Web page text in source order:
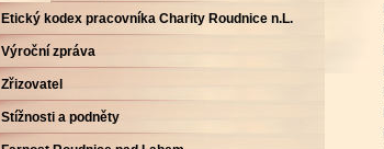
Etický kodex pracovníka Charity Roudnice n.L.
Výroční zpráva
Zřizovatel
Stížnosti a podněty